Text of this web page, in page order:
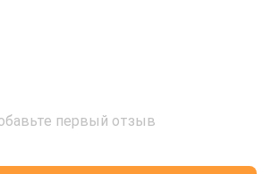
первый отзыв